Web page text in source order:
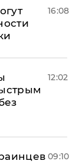
16:08
12:02
09:10